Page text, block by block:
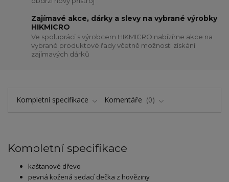
Zajímavé akce, dárky a slevy na vybrané výrobky
HIKMICRO
Ve spolupráci s výrobcem HIKMICRO nabízíme akce na
vybrané produktové řady včetně možnosti získání
zajímavých dárků
Kompletní specifikace Komentáře 0
Kompletní specifikace
kaštanové dřevo
pevná kožená sedací dečka z hověziny